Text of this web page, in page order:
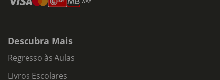
Descubra Mais
Regresso às Aulas
Livros Escolares